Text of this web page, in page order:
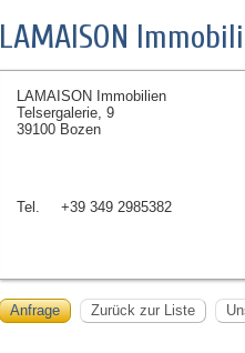
LAMAISON
LAMAISON Immobilien
Telsergalerie, 9
39100 Bozen
Tel. +39 349 2985382
Anfrage Zurück zur Liste